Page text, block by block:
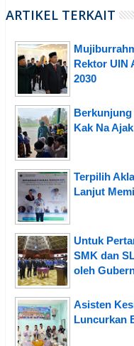
ARTIKEL TERKAIT
Rektor UIN
2030
Berkunjung
Kak Na
Terpilih
Lanjut
Untuk
SMK dan
oleh
Asisten
Luncurkan